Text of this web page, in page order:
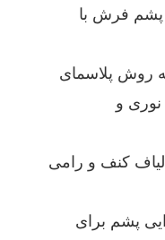
پشم فرش با
روش پلاسمای
و
کنف و رامی
پشم برای